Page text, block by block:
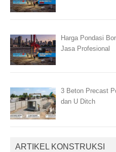
Harga Pondasi
Jasa Profesional
3 Beton Precast
dan U Ditch
ARTIKEL KONSTRUKSI